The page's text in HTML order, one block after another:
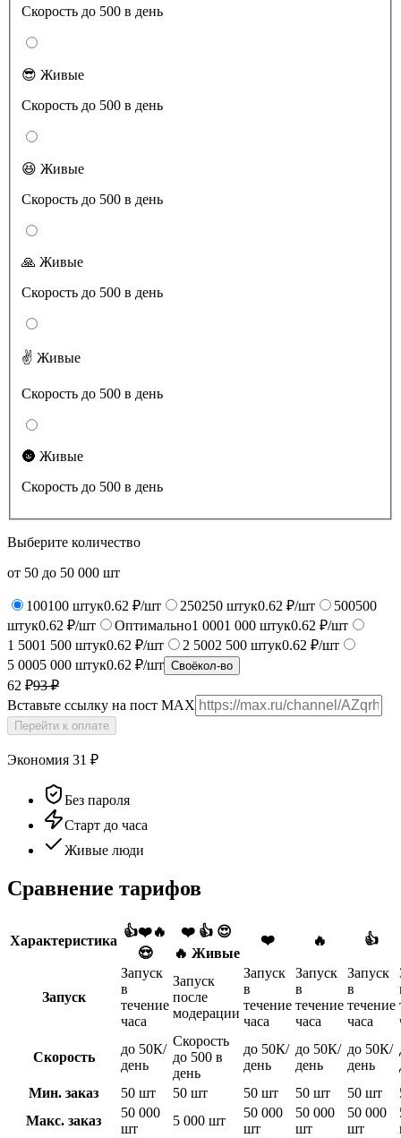
Скорость до 500 в день
😎 Живые
Скорость до 500 в день
😆 Живые
Скорость до 500 в день
🙏 Живые
Скорость до 500 в день
✌️ Живые
Скорость до 500 в день
🌚 Живые
Скорость до 500 в день
Выберите количество
от 50 до 50 000 шт
100100 штук0.62 ₽/шт 250250 штук0.62 ₽/шт 500500
штук0.62 ₽/шт Оптимально1 0001 000 штук0.62 ₽/шт
1 5001 500 штук0.62 ₽/шт 2 5002 500 штук0.62 ₽/шт
5 0005 000 штук0.62 ₽/шт Своёкол-во
62 ₽93₽
Вставьте ссылку на пост MAX
Перейти к оплате
Экономия 31 ₽
Без пароля
Старт до часа
Живые люди
Сравнение тарифов
Характеристика
👍❤️🔥
😍
❤️ 👍 😍
🔥 Живые
❤️ 🔥 👍
Запуск
Запуск
в
течение
часа
Запуск
после
модерации
Запуск
в
течение
часа
Запуск
в
течение
часа
Запуск
в
течение
часа
Скорость
до 50К/
день
Скорость
до 500 в
день
до 50К/
день
до 50К/
день
до 50К/
день
Мин. заказ
50 шт 50 шт 50 шт 50 шт 50 шт
Макс. заказ
50 000
шт
5 000 шт
50 000
шт
50 000
шт
50 000
шт